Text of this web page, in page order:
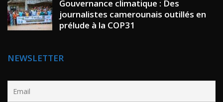
Gouvernance climatique : Des
journalistes camerounais outillés en
prélude à la COP31
NEWSLETTER